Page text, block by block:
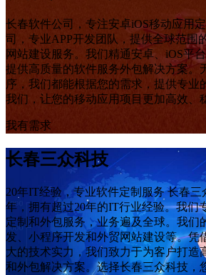
长春软件公司，专注安卓iOS移动应用
司，专业APP开发团队，提供全球范围
网站建设服务。我们精通安卓、iOS平
提供高质量的软件服务外包解决方案。
序，我们都能根据您的需求，提供专业
我们，让您的移动应用项目更加高效、
我有需求
长春三众科技
20年IT经验，专业软件定制服务 长春三
年，拥有超过20年的IT行业经验。我们
定制和外包服务，业务遍及全球。我们
发、小程序开发和外贸网站建设等。凭
大的技术实力，我们致力于为客户打造
和外包解决方案。选择长春三众科技，